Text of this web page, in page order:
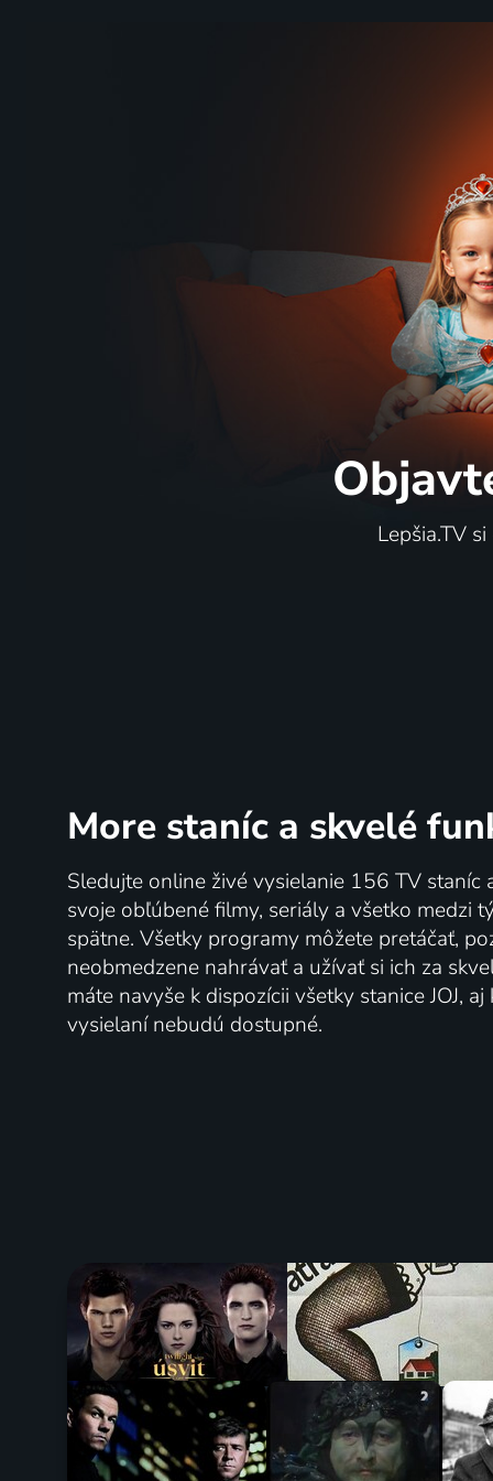
Lepšia.TV
More staníc a skvelé
Sledujte online živé vysielanie 156 TV staníc
svoje obľúbené filmy, seriály a všetko medzi
spätne. Všetky programy môžete pretáčať,
neobmedzene nahrávať a užívať si ich za
máte navyše k dispozícii všetky stanice JOJ,
vysielaní nebudú dostupné.